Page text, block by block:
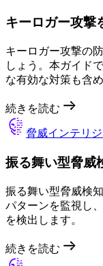
キーロガー攻撃
キーロガー攻撃の
しょう。本ガイド
な有効な対策も含
続きを読む
脅威インテリ
振る舞い型脅威
振る舞い型脅威検
パターンを監視し
を検出します。
続きを読む